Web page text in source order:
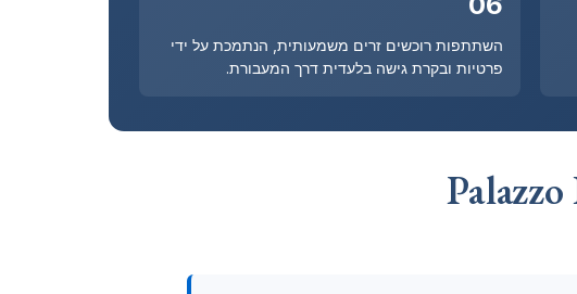
השתתפות רוכשים זרים משמעותית, הנתמכת על ידי
פרטיות ובקרת גישה בלעדית דרך המעבורת.